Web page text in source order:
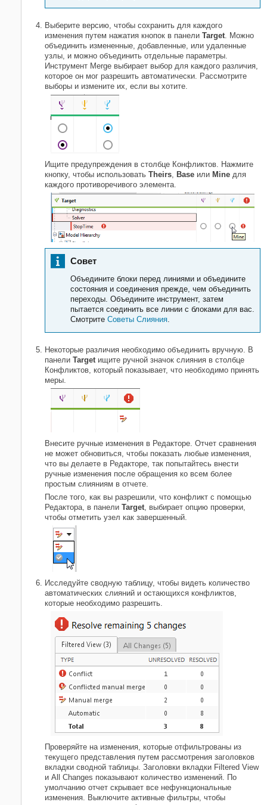
Выберите версию, чтобы сохранить для каждого
изменения путем нажатия кнопок в панели Target . Можно
объединить измененные, добавленные, или удаленные
узлы, и можно объединить отдельные параметры.
Инструмент Merge выбирает выбор для каждого различия,
которое он мог разрешить автоматически. Рассмотрите
выборы и измените их, если вы хотите.
Ищите предупреждения в столбце Конфликтов. Нажмите
кнопку, чтобы использовать Theirs Base или Mine для
каждого противоречивого элемента.
Совет
Объедините блоки перед линиями и объедините
состояния и соединения прежде, чем объединить
переходы. Объедините инструмент, затем
пытается соединить все линии с блоками для вас.
Смотрите Советы Слияния
Некоторые различия необходимо объединить вручную. В
панели Target ищите ручной значок слияния в столбце
Конфликтов, который показывает, что необходимо принять
меры.
Внесите ручные изменения в Редакторе. Отчет сравнения
не может обновиться, чтобы показать любые изменения,
что вы делаете в Редакторе, так попытайтесь внести
ручные изменения после обращения ко всем более
простым слияниям в отчете.
После того, как вы разрешили, что конфликт с помощью
Редактора, в панели Target , выбирает опцию проверки,
чтобы отметить узел как завершенный.
Исследуйте сводную таблицу, чтобы видеть количество
автоматических слияний и остающихся конфликтов,
которые необходимо разрешить.
Проверяйте на изменения, которые отфильтрованы из
текущего представления путем рассмотрения заголовков
вкладки сводной таблицы. Заголовки вкладки Filtered View
и All Changes показывают количество изменений. По
умолчанию отчет скрывает все нефункциональные
изменения. Выключите активные фильтры, чтобы